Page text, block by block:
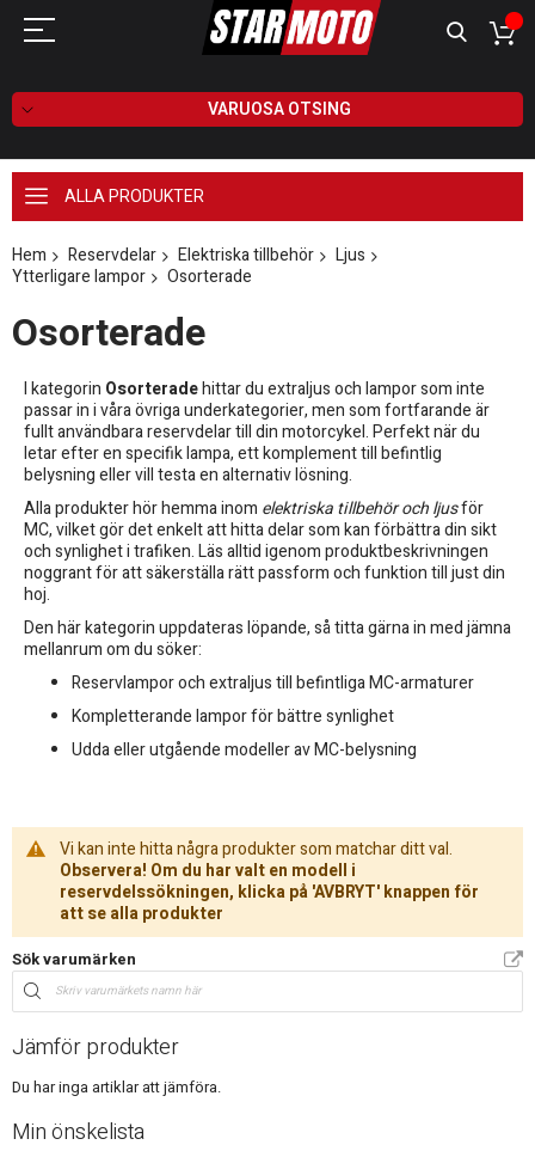
VARUOSA OTSING
ALLA PRODUKTER
Hem Reservdelar Elektriska tillbehör
Ljus
Ytterligare lampor
Osorterade
Osorterade
I kategorin Osorteradehittar du extraljus och lampor som inte
passar in i våra övriga underkategorier, men som fortfarande är
fullt användbara reservdelar till din motorcykel. Perfekt när du
letar efter en specifik lampa, ett komplement till befintlig
belysning eller vill testa en alternativ lösning.
Alla produkter hör hemma inom elektriska tillbehör och ljusför
MC, vilket gör det enkelt att hitta delar som kan förbättra din sikt
och synlighet i trafiken. Läs alltid igenom produktbeskrivningen
noggrant för att säkerställa rätt passform och funktion till just din
hoj.
Den här kategorin uppdateras löpande, så titta gärna in med jämna
mellanrum om du söker:
Reservlampor och extraljus till befintliga MC-armaturer
Kompletterande lampor för bättre synlighet
Udda eller utgående modeller av MC-belysning
Vi kan inte hitta några produkter som matchar ditt val.
Observera! Om du har valt en modell i
reservdelssökningen, klicka på 'AVBRYT' knappen för
att se alla produkter
Sök varumärken
Jämför produkter
Du har inga artiklar att jämföra.
Min önskelista